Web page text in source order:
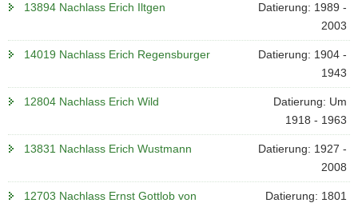
13894 Nachlass Erich Iltgen
Datierung: 1989 -
2003
14019 Nachlass Erich Regensburger
Datierung: 1904 -
1943
12804 Nachlass Erich Wild
Datierung: Um
1918 - 1963
13831 Nachlass Erich Wustmann
Datierung: 1927 -
2008
12703 Nachlass Ernst Gottlob von
Datierung: 1801